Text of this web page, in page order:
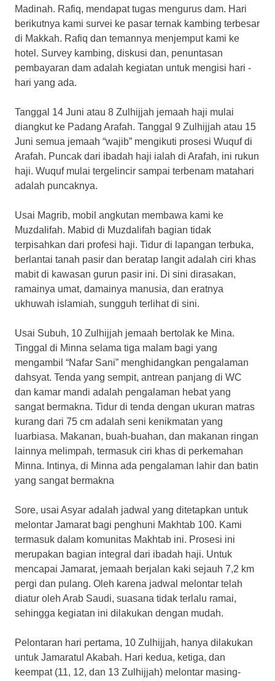
Madinah. Rafiq, mendapat tugas mengurus dam. Hari
berikutnya kami survei ke pasar ternak kambing terbesar
di Makkah. Rafiq dan temannya menjemput kami ke
hotel. Survey kambing, diskusi dan, penuntasan
pembayaran dam adalah kegiatan untuk mengisi hari -
hari yang ada.
Tanggal 14 Juni atau 8 Zulhijjah jemaah haji mulai
diangkut ke Padang Arafah. Tanggal 9 Zulhijjah atau 15
Juni semua jemaah “wajib” mengikuti prosesi Wuquf di
Arafah. Puncak dari ibadah haji ialah di Arafah, ini rukun
haji. Wuquf mulai tergelincir sampai terbenam matahari
adalah puncaknya.
Usai Magrib, mobil angkutan membawa kami ke
Muzdalifah. Mabid di Muzdalifah bagian tidak
terpisahkan dari profesi haji. Tidur di lapangan terbuka,
berlantai tanah pasir dan beratap langit adalah ciri khas
mabit di kawasan gurun pasir ini. Di sini dirasakan,
ramainya umat, damainya manusia, dan eratnya
ukhuwah islamiah, sungguh terlihat di sini.
Usai Subuh, 10 Zulhijjah jemaah bertolak ke Mina.
Tinggal di Minna selama tiga malam bagi yang
mengambil “Nafar Sani” menghidangkan pengalaman
dahsyat. Tenda yang sempit, antrean panjang di WC
dan kamar mandi adalah pengalaman hebat yang
sangat bermakna. Tidur di tenda dengan ukuran matras
kurang dari 75 cm adalah seni kenikmatan yang
luarbiasa. Makanan, buah-buahan, dan makanan ringan
lainnya melimpah, termasuk ciri khas di perkemahan
Minna. Intinya, di Minna ada pengalaman lahir dan batin
yang sangat bermakna
Sore, usai Asyar adalah jadwal yang ditetapkan untuk
melontar Jamarat bagi penghuni Makhtab 100. Kami
termasuk dalam komunitas Makhtab ini. Prosesi ini
merupakan bagian integral dari ibadah haji. Untuk
mencapai Jamarat, jemaah berjalan kaki sejauh 7,2 km
pergi dan pulang. Oleh karena jadwal melontar telah
diatur oleh Arab Saudi, suasana tidak terlalu ramai,
sehingga kegiatan ini dilakukan dengan mudah.
Pelontaran hari pertama, 10 Zulhijjah, hanya dilakukan
untuk Jamaratul Akabah. Hari kedua, ketiga, dan
keempat (11, 12, dan 13 Zulhijjah) melontar masing-